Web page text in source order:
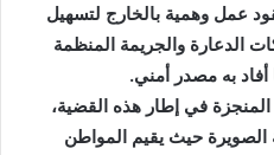
عمل وهمية بالخارج لتسهيل
الدعارة والجريمة المنظمة
به مصدر أمني.
في إطار هذه القضية،
الصويرة حيث يقيم المواطن